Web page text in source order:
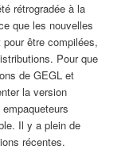
rétrogradée à la
que les nouvelles
être compilées,
Pour que
de GEGL et
la version
Il y a plein de
récentes.